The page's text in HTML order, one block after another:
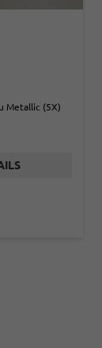
Metallic (5X)